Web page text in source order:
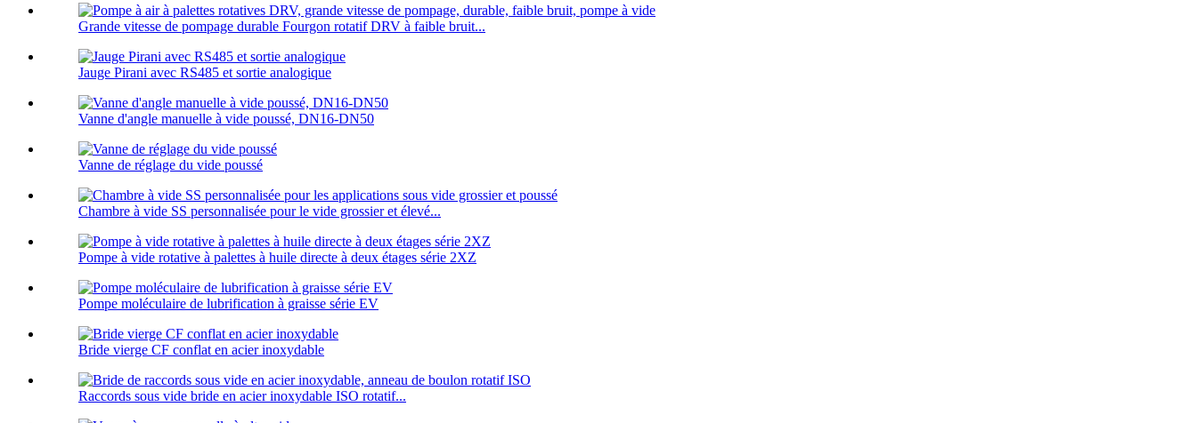
Grande vitesse de pompage durable Fourgon rotatif DRV à faible bruit...
Jauge Pirani avec RS485 et sortie analogique
Vanne d'angle manuelle à vide poussé, DN16-DN50
Vanne de réglage du vide poussé
Chambre à vide SS personnalisée pour le vide grossier et élevé...
Pompe à vide rotative à palettes à huile directe à deux étages série 2XZ
Pompe moléculaire de lubrification à graisse série EV
Bride vierge CF conflat en acier inoxydable
Raccords sous vide bride en acier inoxydable ISO rotatif...